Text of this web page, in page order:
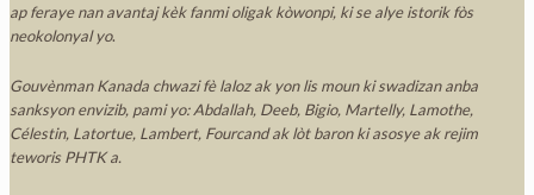
ap feraye nan avantaj kèk fanmi oligak kòwonpi, ki se alye istorik fòs
neokolonyal yo.
Gouvènman Kanada chwazi fè laloz ak yon lis moun ki swadizan anba
sanksyon envizib, pami yo: Abdallah, Deeb, Bigio, Martelly, Lamothe,
Célestin, Latortue, Lambert, Fourcand ak lòt baron ki asosye ak rejim
teworis PHTK a.